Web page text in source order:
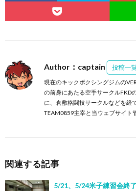
Author：captain 投稿一
現在のキックボクシングジムの
の前身にあたる空手サークルFKD
に、倉敷格闘技サークルなどを経
TEAM0859主宰と当ウェブサイト
関連する記事
5/21、5/24米子練習会終